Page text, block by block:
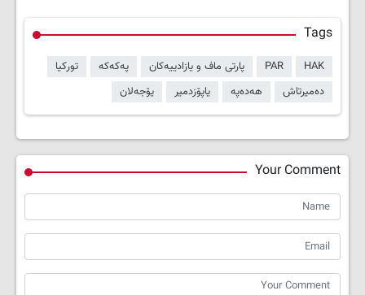
Tags
HAK
PAR پارتی ماف و یازادییەکان پەکەکە
تورکیا
دەمیرتاش
هەدەپە یاپۆزدمیر یۆجەلان
Your Comment